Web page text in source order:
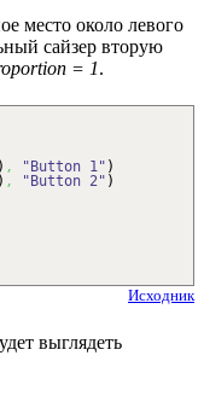
место около левого
сайзер вторую
= 1.
) , "Button 1" )
) , "Button 2" )
Исходник
выглядеть